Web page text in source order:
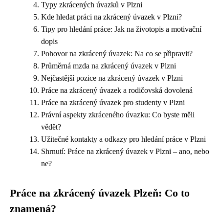
Typy zkrácených úvazků v Plzni
Kde hledat práci na zkrácený úvazek v Plzni?
Tipy pro hledání práce: Jak na životopis a motivační
dopis
Pohovor na zkrácený úvazek: Na co se připravit?
Průměrná mzda na zkrácený úvazek v Plzni
Nejčastější pozice na zkrácený úvazek v Plzni
Práce na zkrácený úvazek a rodičovská dovolená
Práce na zkrácený úvazek pro studenty v Plzni
Právní aspekty zkráceného úvazku: Co byste měli
vědět?
Užitečné kontakty a odkazy pro hledání práce v Plzni
Shrnutí: Práce na zkrácený úvazek v Plzni – ano, nebo
ne?
Práce na zkrácený úvazek Plzeň: Co to
znamená?